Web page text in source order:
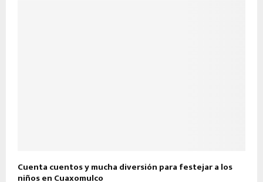
Cuenta cuentos y mucha diversión para festejar a los
niños en Cuaxomulco